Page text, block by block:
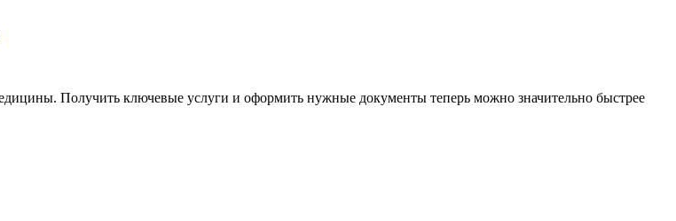
Получить ключевые услуги и оформить нужные документы теперь можно значительно быстрее